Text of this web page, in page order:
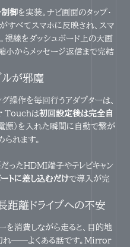
制御を実装。ナビ画面のタップ・
すべてスマホに反映され、スマ
視線をダッシュボード上の大画
小からメッセージ返信まで完結
ルが邪魔
作を毎回行うアダプターは、
Touchは初回設定後は完全自
源）を入れた瞬間に自動で繋が
れます。
ったHDMI端子やテレビキャン
トに差し込むだけで導入が完
距離ドライブへの不安
を消費しながら走ると、目的地
れ——よくある話です。Mirror